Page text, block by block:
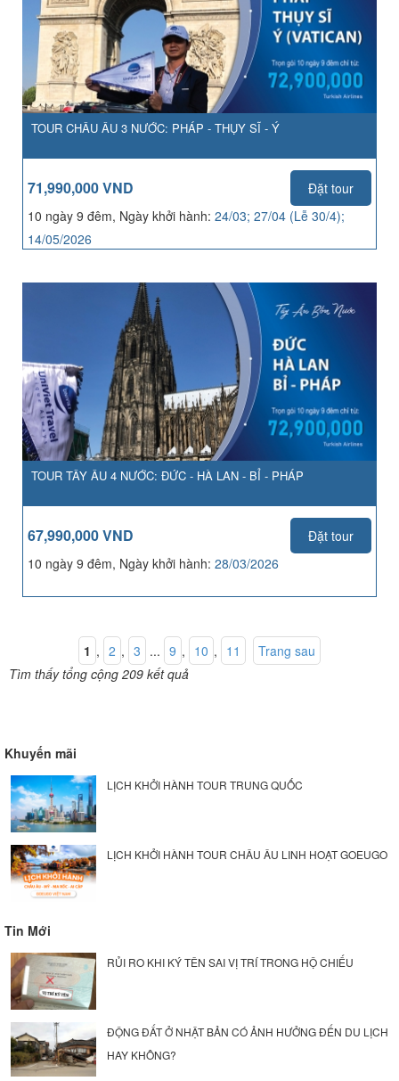
TOUR CHÂU ÂU 3 NƯỚC: PHÁP - THỤY SĨ - Ý
71,990,000 VND
Đặt tour
10 ngày 9 đêm, Ngày khởi hành: 24/03; 27/04 (Lễ 30/4);
14/05/2026
TOUR TÂY ÂU 4 NƯỚC: ĐỨC - HÀ LAN - BỈ - PHÁP
67,990,000 VND
Đặt tour
10 ngày 9 đêm, Ngày khởi hành: 28/03/2026
1 , 2 , 3 ... 9 , 10 , 11
Trang sau
Tìm thấy tổng cộng 209 kết quả
Khuyến mãi
LỊCH KHỞI HÀNH TOUR TRUNG QUỐC
LỊCH KHỞI HÀNH TOUR CHÂU ÂU LINH HOẠT GOEUGO
Tin Mới
RỦI RO KHI KÝ TÊN SAI VỊ TRÍ TRONG HỘ CHIẾU
ĐỘNG ĐẤT Ở NHẬT BẢN CÓ ẢNH HƯỞNG ĐẾN DU LỊCH
HAY KHÔNG?